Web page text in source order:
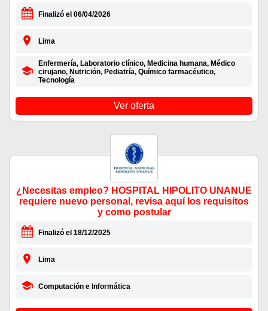
Finalizó el 06/04/2026
Lima
Enfermería, Laboratorio clínico, Medicina humana, Médico
cirujano, Nutrición, Pediatría, Químico farmacéutico,
Tecnología
Ver oferta
¿Necesitas empleo? HOSPITAL HIPOLITO UNANUE
requiere nuevo personal, revisa aquí los requisitos
y como postular
Finalizó el 18/12/2025
Lima
Computación e Informática